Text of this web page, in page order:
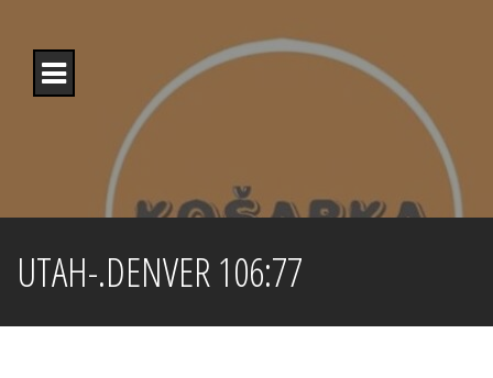
content
UTAH-.DENVER 106:77